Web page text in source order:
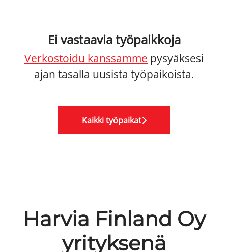
Ei vastaavia työpaikkoja
Verkostoidu kanssamme pysyäksesi
ajan tasalla uusista työpaikoista.
Kaikki työpaikat
Harvia Finland Oy
yrityksenä